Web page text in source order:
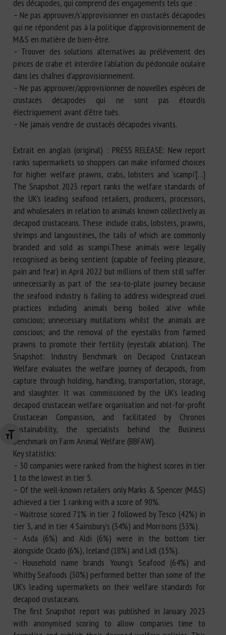
Changer la taille de la police
des décapodes, qui comprend des engagements tels que :
– Ne pas approuver/s’approvisionner en crustacés décapodes
qui ne répondent pas à la politique d’approvisionnement de
M&S en matière de bien-être.
– Trouver des solutions alternatives au prélèvement des
pinces de crabe et interdire l’ablation du pédoncule oculaire
dans les chaînes d’approvisionnement.
– Ne pas approuver/approvisionner de nouvelles espèces de
crustacés décapodes qui ne sont pas étourdis
électriquement avant d’être tués.
– Ne jamais vendre de crustacés décapodes vivants.
Extrait en anglais (original) : PRESS RELEASE: New report
ranks supermarkets so shoppers can make informed choices
for higher welfare prawns, crabs, lobsters and ‘scampi'[…]
The Snapshot 2023 report ranks the welfare standards of
the UK’s leading seafood retailers, producers, processors,
and wholesalers in relation to animals known collectively as
decapod crustaceans. These include crabs, lobsters, prawns,
shrimps and langoustines, the tails of which are commonly
branded and sold as scampi.These animals were legally
recognised as being sentient (capable of feeling pleasure,
pain and fear) in April 2022 but millions of them still suffer
unnecessarily as part of the sea-to-plate journey because
the seafood industry is failing to address widespread cruel
practices including animals being boiled alive while
conscious; unnecessary mutilations whilst the animals are
conscious; and the removal of the eyestalks from farmed
prawns to promote their fertility (eyestalk ablation). The
Snapshot: Industry Benchmark on Decapod Crustacean
Welfare evaluates the welfare journey of decapods, from
capture through holding, handling, transportation, storage,
and slaughter. It was commissioned by the UK’s leading
decapod crustacean welfare organisation and not-for-profit
Crustacean Compassion, and facilitated by Chronos
Sustainability, the specialists behind the Business
Benchmark on Farm Animal Welfare (BBFAW).
Key statistics:
– 30 companies were ranked from the highest scores in tier
1 to the lowest in tier 5.
– Of the well-known retailers only Marks & Spencer (M&S)
achieved a tier 1 ranking with a score of 90%.
– Waitrose scored 71% in tier 2 followed by Tesco (42%) in
tier 3, and in tier 4 Sainsbury’s (34%) and Morrisons (33%).
– Asda (6%) and Aldi (6%) were in the bottom tier
alongside Ocado (6%), Iceland (18%) and Lidl (15%).
– Household name brands Young’s Seafood (64%) and
Whitby Seafoods (30%) performed better than some of the
UK’s leading supermarkets on their welfare standards for
decapod crustaceans.
The first Snapshot report was published in January 2023
with anonymised scoring to allow companies time to